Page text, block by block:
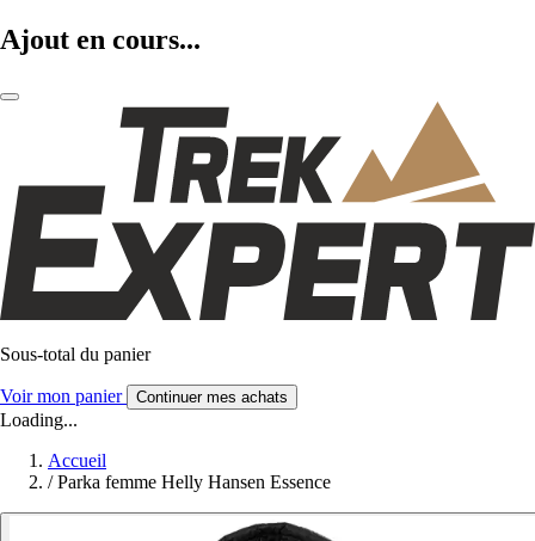
Ajout en cours...
Sous-total du panier
Voir mon panier Continuer mes achats
Loading...
Accueil
/ Parka femme Helly Hansen Essence